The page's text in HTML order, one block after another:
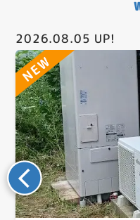
2026.08.05 UP!